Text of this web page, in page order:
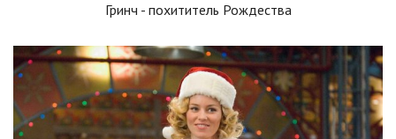
Гринч - похититель Рождества